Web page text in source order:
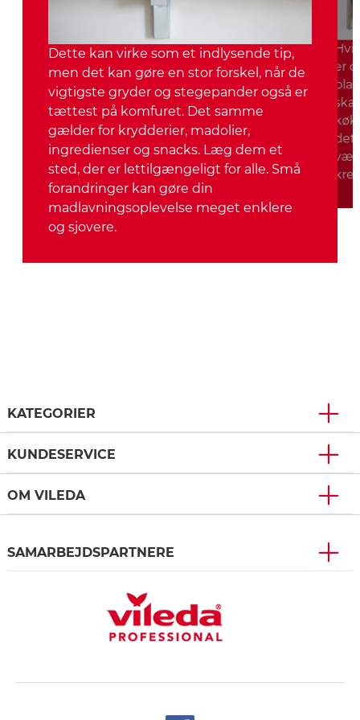
Dette kan virke som et indlysende tip,
men det kan gøre en stor forskel, når de
vigtigste gryder og stegepander også er
tættest på komfuret. Det samme
gælder for krydderier, madolier,
ingredienser og snacks. Læg dem et
sted, der er lettilgængeligt for alle. Små
forandringer kan gøre din
madlavningsoplevelse meget enklere
og sjovere.
er
KATEGORIER
KUNDESERVICE
OM VILEDA
SAMARBEJDSPARTNERE